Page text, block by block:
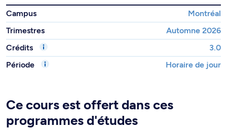
Campus
Montréal
Trimestres
Automne 2026
Crédits
3.0
Période
Horaire de jour
Ce cours est offert dans ces
programmes d'études